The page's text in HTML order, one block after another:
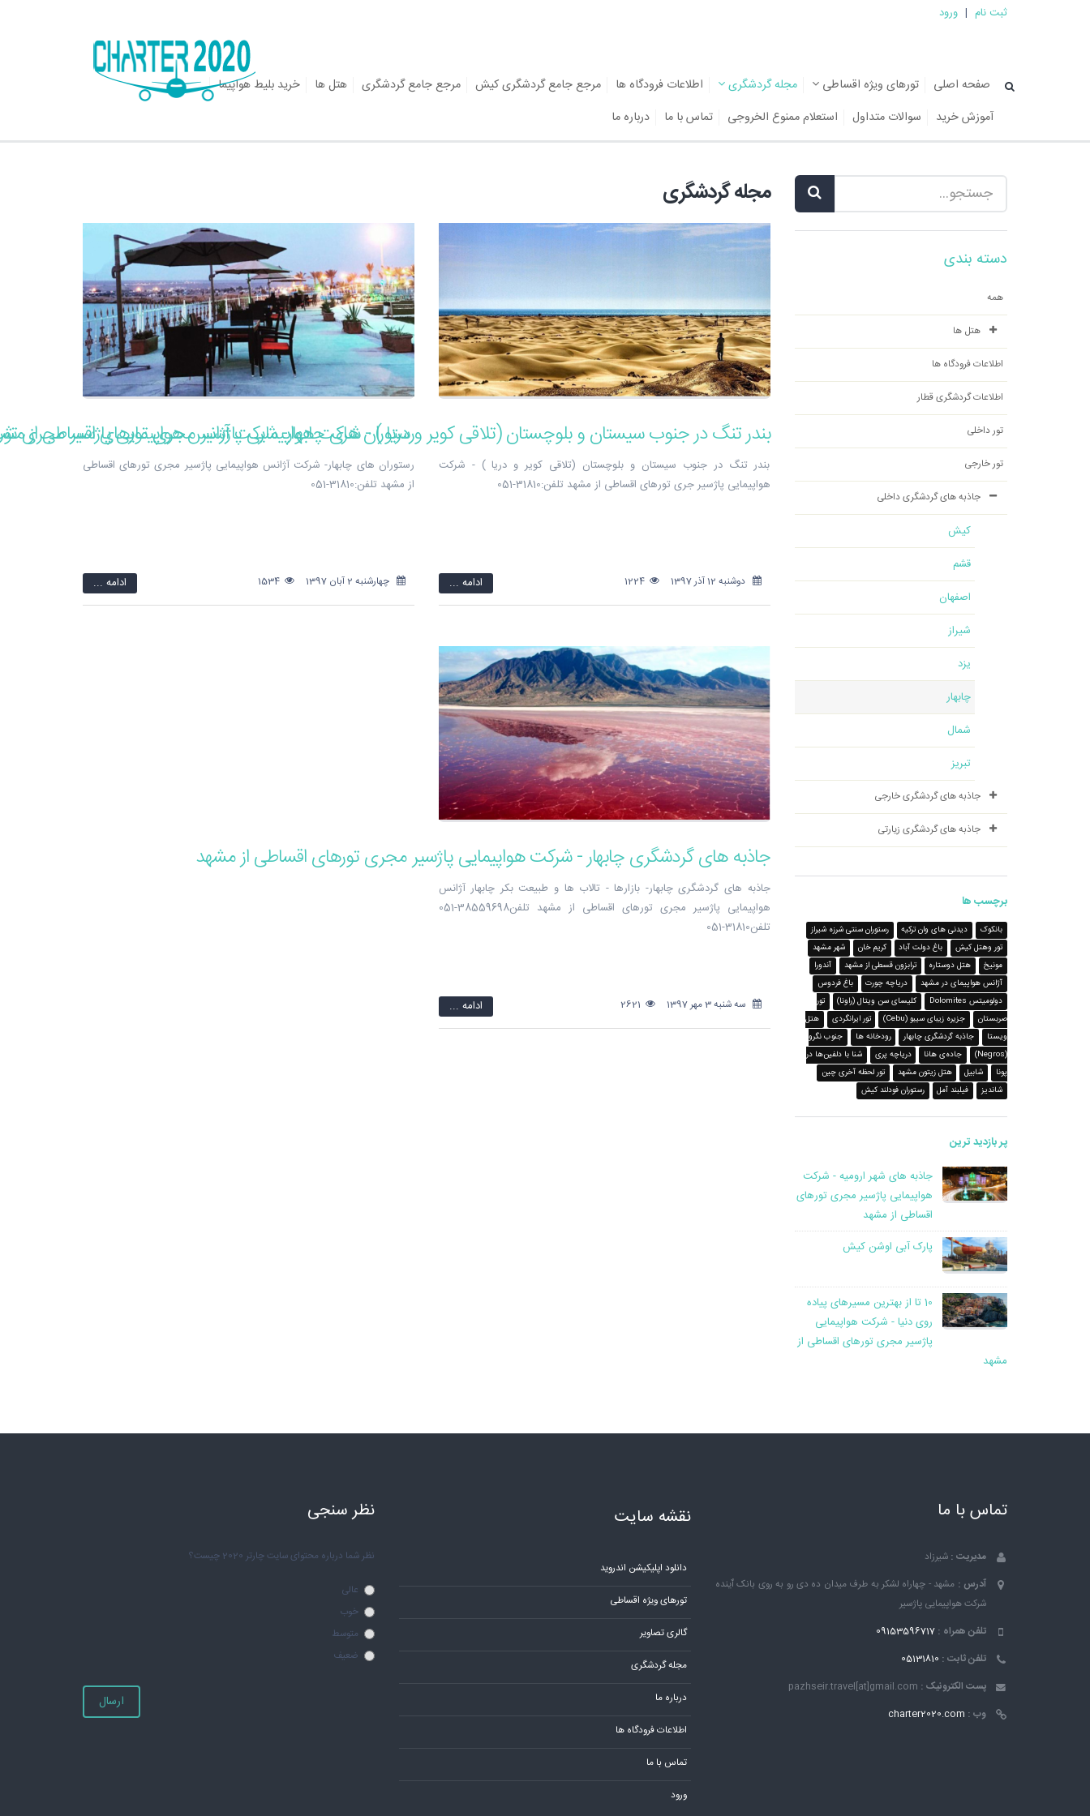
ثبت نام | ورود
صفحه اصلی تورهای ویژه اقساطی مجله گردشگری اطلاعات فرودگاه ها مرجع جامع گردشگری کیش مرجع جامع گردشگری هتل ها
خرید بلیط هواپیما
آموزش خرید
سوالات متداول استعلام ممنوع الخروجی تماس با ما درباره ما
دسته بندی
همه
هتل ها
اطلاعات فرودگاه ها
اطلاعات گردشگری قطار
تور داخلی
تور خارجی
جاذبه های گردشگری داخلی
کیش
قشم
اصفهان
شیراز
یزد
چابهار
شمال
تبریز
جاذبه های گردشگری خارجی
جاذبه های گردشگری زیارتی
برچسب ها
بانکوک دیدنی های وان ترکیه
رستوران سنتی شرزه شیراز
تور وهتل کیش
باغ دولت آباد کریم خان
شهر مشهد
مونیخ
هتل دوستاره ترابزون قسطی از مشهد
آندورا
آژانس هواپیمای در مشهد
دریاچه چورت
باغ فردوس
دولومیتس Dolomites
کلیسای سن ویتال (راونا)
تور
صربستان
جزیره‌ زیبای سیبو (Cebu) تور ایرانگردی
هتل
ویستا
جاذبه گردشگری چابهار رودخانه ها
جنوب نگرو
(Negros)
جاده‌ی هانا دریاچه پری
شنا با دلفین‌ها در
پونا
شابیل هتل زیتون مشهد
تور لحظه آخری چین
شاندیز
فیلبند آمل رستوران فودلند کیش‎
پر بازدید ترین
جاذبه های شهر ارومیه - شرکت
هواپیمایی پاژسیر مجری تورهای
اقساطی از مشهد
پارک آبی اوشن کیش
10 تا از بهترین مسیرهای پیاده
روی دنیا - شرکت هواپیمایی
پاژسیر مجری تورهای اقساطی از
مشهد
مجله گردشگری
بندر تنگ در جنوب سیستان و بلوچستان (تلاقی کویر و دریا ) - شرکت هواپیمایی پاژسیر مجری تورهای اقساطی از
بندر تنگ در جنوب سیستان و بلوچستان (تلاقی کویر و دریا ) - شرکت
هواپیمایی پاژسیر جری تورهای اقساطی از مشهد تلفن:31810-051
دوشنبه 12 آذر 1397 1224 ادامه ...
رستوران های چابهار- شرکت آژانس هواپیمایی پاژسیر مجری
رستوران های چابهار- شرکت آژانس هواپیمایی پاژسیر مجری تورهای اقساطی
از مشهد تلفن:31810-051
چهارشنبه 2 آبان 1397 1534 ادامه ...
جاذبه های گردشگری چابهار - شرکت هواپیمایی پاژسیر مجری تورهای اقساطی از مشهد
جاذبه های گردشگری چابهار- بازارها - تالاب ها و طبیعت بکر چابهار آژانس
هواپیمایی پاژسیر مجری تورهای اقساطی از مشهد تلفن38559698-051
تلفن31810-051
سه شنبه 3 مهر 1397 ادامه ...
تماس با ما
مدیریت : شیرزاد
آدرس : مشهد - چهاراه لشکر به طرف میدان ده دی رو به روی بانک ٱینده
شرکت هواپیمایی پاژسیر
تلفن همراه : 09153596717
تلفن ثابت : 05131810
پست الکترونیک : pazhseir.travel[at]gmail.com
وب : charter2020.com
نقشه سایت
دانلود اپلیکیشن اندروید
تورهای ویژه اقساطی
گالری تصاویر
مجله گردشگری
درباره ما
اطلاعات فرودگاه ها
تماس با ما
ورود
نظر سنجی
نظر شما درباره محتوای سایت چارتر 2020 چیست؟
عالی
خوب
متوسط
ضعیف
ارسال